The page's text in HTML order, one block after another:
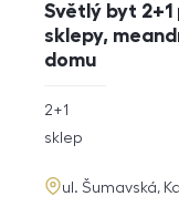
Světlý byt
sklepy,
domu
rozměry
2+1
funkce
sklep
adresa
ul. Šumavská,